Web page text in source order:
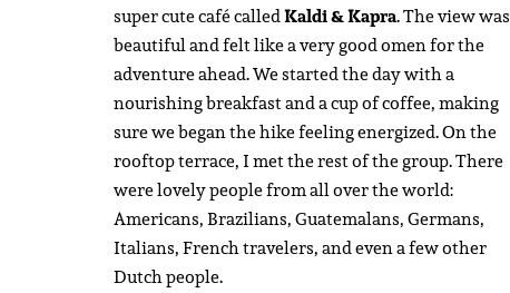
super cute café calledKaldi & Kapra. The view was
beautiful and felt like a very good omen for the
adventure ahead. We started the day with a
nourishing breakfast and a cup of coffee, making
sure we began the hike feeling energized. On the
rooftop terrace, I met the rest of the group. There
were lovely people from all over the world:
Americans, Brazilians, Guatemalans, Germans,
Italians, French travelers, and even a few other
Dutch people.